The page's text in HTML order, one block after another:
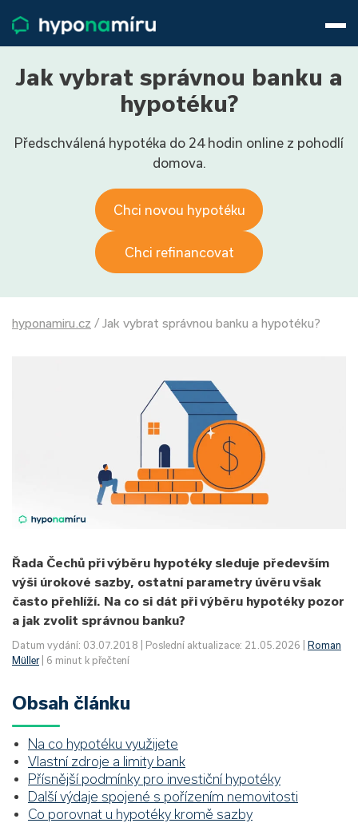
Životní pojištění
Pojištění nemovitosti
Články
800 688 388
9−16 hod.
Jak vybrat správnou banku a
hypotéku?
Předschválená hypotéka do 24 hodin online z pohodlí
domova.
Chci novou hypotéku
Chci refinancovat
hyponamiru.cz / Jak vybrat správnou banku a hypotéku?
Řada Čechů při výběru hypotéky sleduje především
výši úrokové sazby, ostatní parametry úvěru však
často přehlíží. Na co si dát při výběru hypotéky pozor
a jak zvolit správnou banku?
Datum vydání: 03.07.2018 | Poslední aktualizace: 21.05.2026 |
Roman
Müller| 6 minut k přečtení
Obsah článku
Na co hypotéku využijete
Vlastní zdroje a limity bank
Přísnější podmínky pro investiční hypotéky
Další výdaje spojené s pořízením nemovitosti
Co porovnat u hypotéky kromě sazby